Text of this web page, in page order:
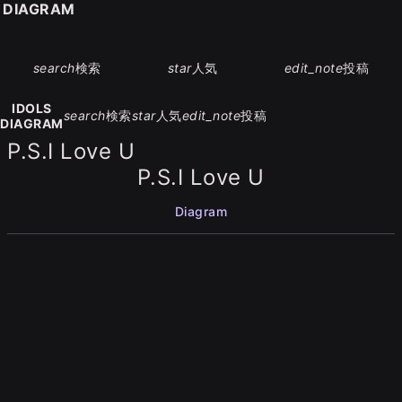
search検索 star人気 edit_note投稿
IDOLS
DIAGRAM
search検索star人気edit_note投稿
P.S.I Love U
P.S.I Love U
Diagram